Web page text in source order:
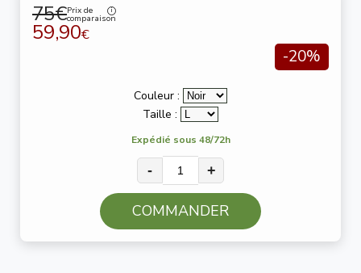
75€Prix de
comparaison
59,90€
-20%
Couleur :
Taille :
Expédié sous 48/72h
- +
COMMANDER